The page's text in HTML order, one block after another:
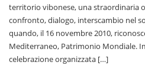
territorio vibonese, una straordinaria
confronto, dialogo, interscambio nel
quando, il 16 novembre 2010,
Mediterraneo, Patrimonio Mondiale.
celebrazione organizzata […]